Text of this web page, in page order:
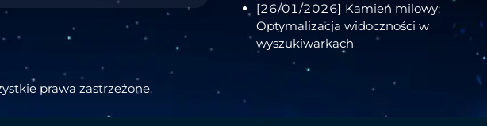
[26/01/2026] Kamień milowy:
Optymalizacja widoczności w
wyszukiwarkach
prawa zastrzeżone.